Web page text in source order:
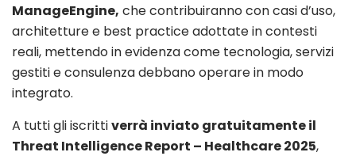
ManageEngine, che contribuiranno con casi d’uso,
architetture e best practice adottate in contesti
reali, mettendo in evidenza come tecnologia, servizi
gestiti e consulenza debbano operare in modo
integrato.
A tutti gli iscrittiverrà inviato gratuitamente il
Threat Intelligence Report – Healthcare 2025,